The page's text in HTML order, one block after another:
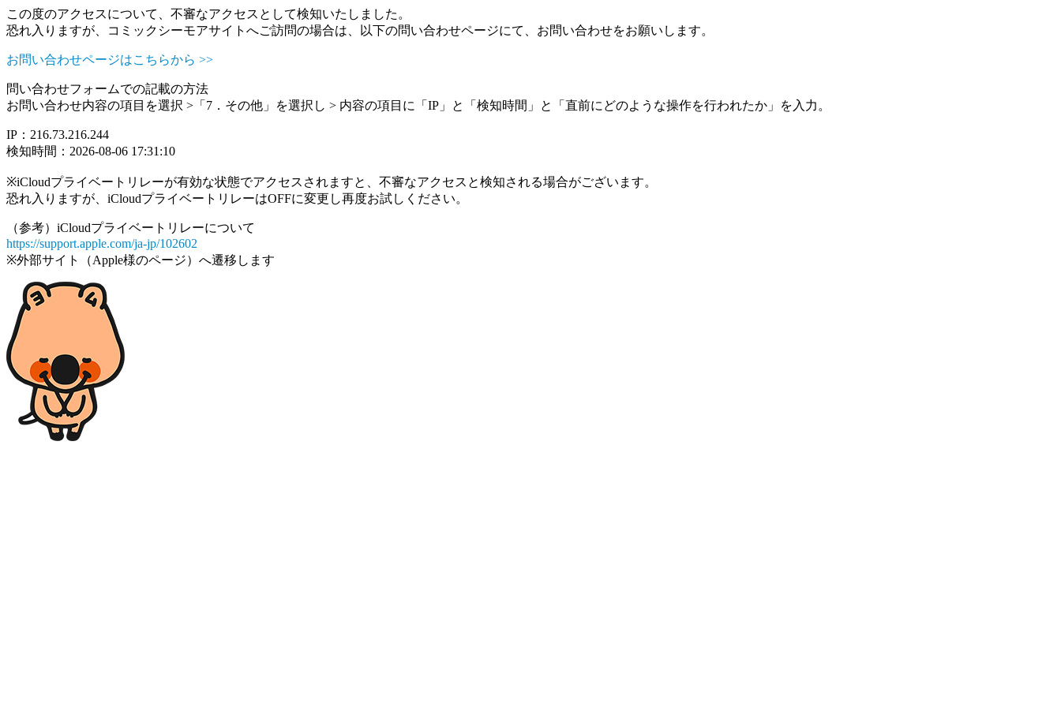
この度のアクセスについて、不審なアクセスとして検知いたしました。
恐れ入りますが、コミックシーモアサイトへご訪問の場合は、以下の問い合わせページにて、お問い合わせをお願いします。
お問い合わせページはこちらから >>
問い合わせフォームでの記載の方法
お問い合わせ内容の項目を選択 >「7．その他」を選択し > 内容の項目に「IP」と「検知時間」と「直前にどのような操作を行われたか」を入力。
IP：216.73.216.244
検知時間：2026-08-06 17:31:10
※iCloudプライベートリレーが有効な状態でアクセスされますと、不審なアクセスと検知される場合がございます。
恐れ入りますが、iCloudプライベートリレーはOFFに変更し再度お試しください。
（参考）iCloudプライベートリレーについて
https://support.apple.com/ja-jp/102602
※外部サイト（Apple様のページ）へ遷移します